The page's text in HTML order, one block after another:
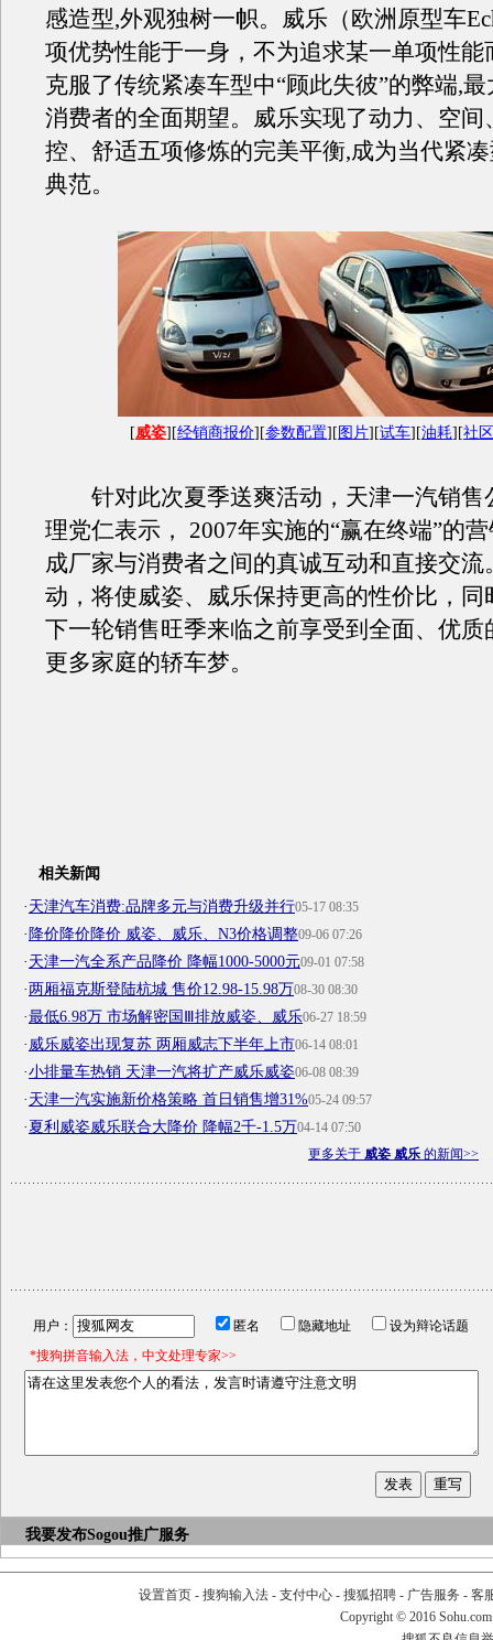
感造型,外观独树一帜。威乐（欧洲原型车
项优势性能于一身，不为追求某一单项性能
克服了传统紧凑车型中“顾此失彼”的弊端,
消费者的全面期望。威乐实现了动力、空间
控、舒适五项修炼的完美平衡,成为当代紧
典范。
[威姿][经销商报价][参数配置][ 图片][试车][油耗][社
针对此次夏季送爽活动，天津一汽销售
理党仁表示， 2007年实施的“赢在终端”的
成厂家与消费者之间的真诚互动和直接交流
动，将使威姿、威乐保持更高的性价比，同
下一轮销售旺季来临之前享受到全面、优质
更多家庭的轿车梦。
相关新闻
·天津汽车消费:品牌多元与消费升级并行05-17 08:35
· 降价降价降价 威姿、威乐、N3价格调整09-06 07:26
·天津一汽全系产品降价 降幅1000-5000元09-01 07:58
·两厢福克斯登陆杭城 售价12.98-15.98万08-30 08:30
·最低6.98万 市场解密国Ⅲ排放威姿、威乐06-27 18:59
· 威乐威姿出现复苏 两厢威志下半年上市06-14 08:01
·小排量车热销 天津一汽将扩产威乐威姿06-08 08:39
·天津一汽实施新价格策略 首日销售增31%05-24 09:57
·夏利威姿威乐联合大降价 降幅2千-1.5万04-14 07:50
更多关于 威姿 威乐 的新闻>>
用户： 匿名 隐藏地址
设为辩论话题
*搜狗拼音输入法，中文处理专家>>
我要发布Sogou推广服务
设置首页- 搜狗输入法- 支付中心- 搜狐招聘- 广告服务 - 客
Copyright © 2016